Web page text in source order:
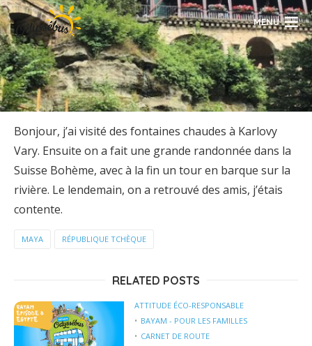
MENU
Bonjour, j’ai visité des fontaines chaudes à Karlovy
Vary. Ensuite on a fait une grande randonnée dans la
Suisse Bohème, avec à la fin un tour en barque sur la
rivière. Le lendemain, on a retrouvé des amis, j’étais
contente.
MAYA RÉPUBLIQUE TCHÈQUE
RELATED POSTS
ATTITUDE ÉCO-RESPONSABLE
BAYAM - POUR LES FAMILLES
CARNET DE ROUTE